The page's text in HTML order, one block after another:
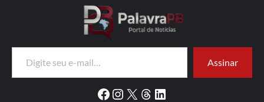
Digite seu e-mail…
Assinar
Facebook
Instagram
X Threads
LinkedIn